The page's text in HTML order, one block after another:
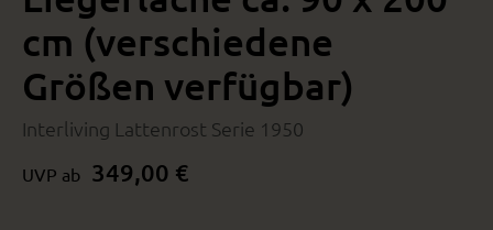
cm (verschiedene
Größen verfügbar)
Interliving Lattenrost Serie 1950
UVP ab 349,00 €